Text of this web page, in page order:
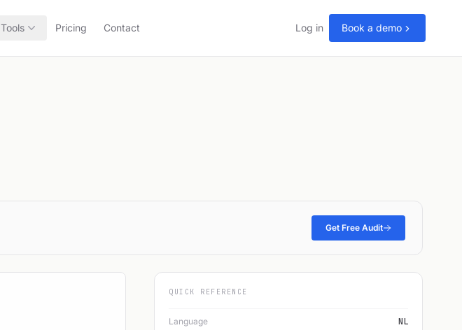
Tools Pricing Contact Log in Book a demo
Get Free Audit
QUICK REFERENCE
Language NL